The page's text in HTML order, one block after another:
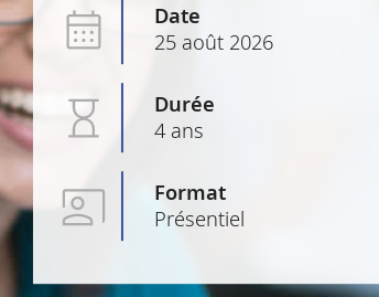
Date
25 août 2026
Durée
4 ans
Format
Présentiel